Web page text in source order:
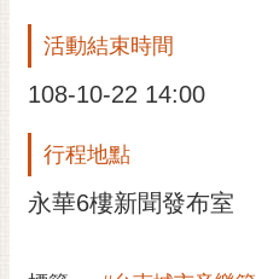
主題服務
市政資訊
市民互動
黃
哲
活動結束時間
108-10-22 14:00
行程地點
永華6樓新聞發布室